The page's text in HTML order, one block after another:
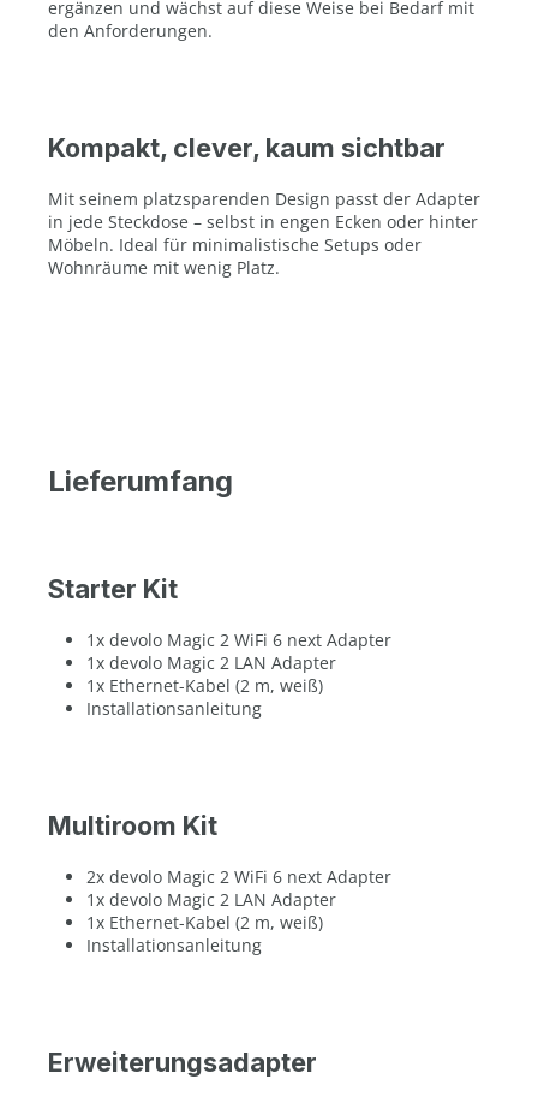
ergänzen und wächst auf diese Weise bei Bedarf mit
den Anforderungen.
Kompakt, clever, kaum sichtbar
Mit seinem platzsparenden Design passt der Adapter
in jede Steckdose – selbst in engen Ecken oder hinter
Möbeln. Ideal für minimalistische Setups oder
Wohnräume mit wenig Platz.
Lieferumfang
Starter Kit
1x devolo Magic 2 WiFi 6 next Adapter
1x devolo Magic 2 LAN Adapter
1x Ethernet-Kabel (2 m, weiß)
Installationsanleitung
Multiroom Kit
2x devolo Magic 2 WiFi 6 next Adapter
1x devolo Magic 2 LAN Adapter
1x Ethernet-Kabel (2 m, weiß)
Installationsanleitung
Erweiterungsadapter